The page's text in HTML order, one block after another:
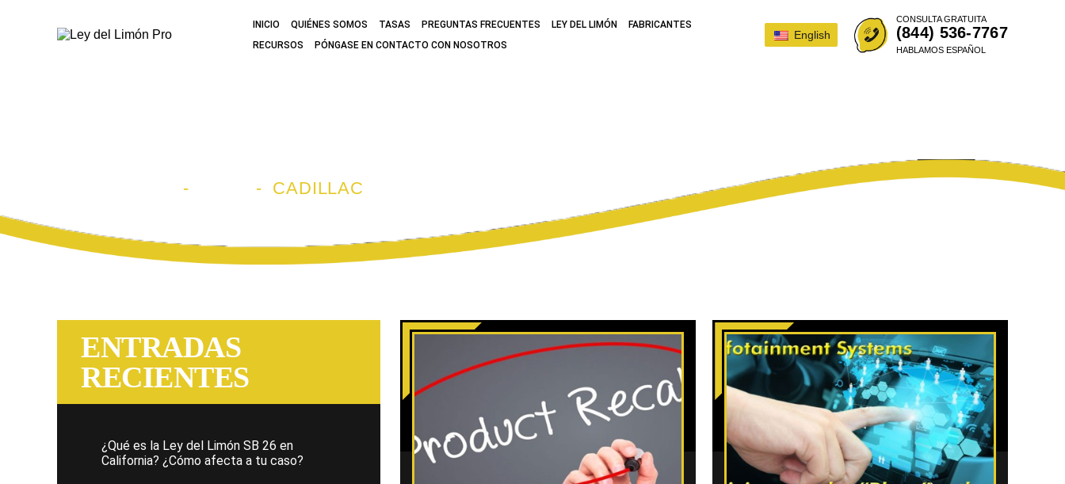
INICIO QUIÉNES SOMOS TASAS PREGUNTAS FRECUENTES LEY DEL LIMÓN
FABRICANTES
RECURSOS
PÓNGASE EN CONTACTO CON NOSOTROS
English
CONSULTA GRATUITA
(844) 536-7767
HABLAMOS ESPAÑOL
- - CADILLAC
ENTRADAS
RECIENTES
¿Qué es la Ley del Limón SB 26 en
California? ¿Cómo afecta a tu caso?